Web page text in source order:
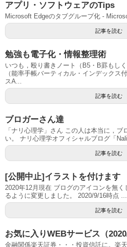
アプリ・ソフトウェアのTips
Microsoft Edgeのタブグループ化 -
記事を読む
勉強も電子化・情報整理術
いつも，殴り書きノート（B5・B罫もし
（能率手帳バーティカル・インデックス
スA...
記事を読む
ブロガーさん達
「ナリ心理学」さん この人は本当に，
い。 ナリ心理学オフィシャルブログ「
記事を読む
[公開中止]イラストを付けます
2020年12月現在 ブログのアイコンを無
るように変更しました。 2020/9/16時点 ...
記事を読む
お気に入りWEBサービス（2020/
金融関係楽天証券・・・投資信託に。楽